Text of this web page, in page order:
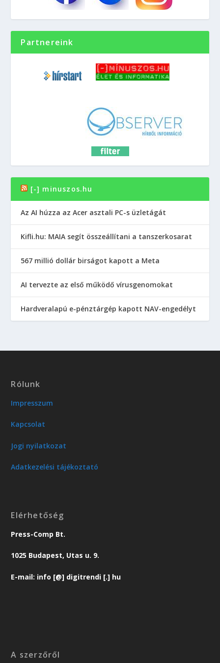
Partnereink
[-] minuszos.hu
Az AI húzza az Acer asztali PC-s üzletágát
Kifli.hu: MAIA segít összeállítani a tanszerkosarat
567 millió dollár birságot kapott a Meta
AI tervezte az első működő vírusgenomokat
Hardveralapú e-pénztárgép kapott NAV-engedélyt
Rólunk
Impresszum
Kapcsolat
Jogi nyilatkozat
Adatkezelési tájékoztató
Elérhetőség
Press-Comp Bt.
1025 Budapest, Utas u. 9.
E-mail: info [@] digitrendi [.] hu
A szerzőről